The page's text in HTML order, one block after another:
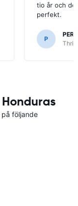
tio år och
perfekt.
P
PER
på följande